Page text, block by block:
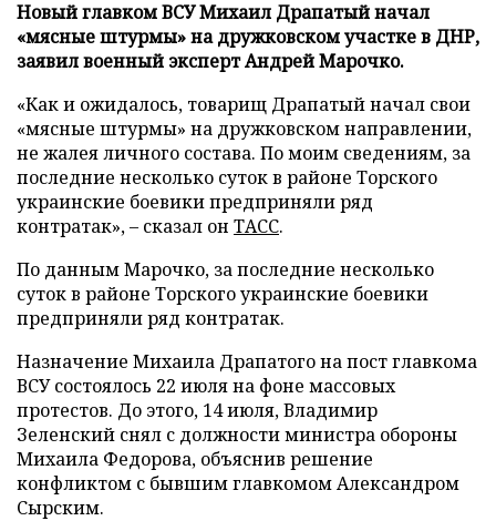
Новый главком ВСУ Михаил Драпатый начал
«мясные штурмы» на дружковском участке в ДНР,
заявил военный эксперт Андрей Марочко.
«Как и ожидалось, товарищ Драпатый начал свои
«мясные штурмы» на дружковском направлении,
не жалея личного состава. По моим сведениям, за
последние несколько суток в районе Торского
украинские боевики предприняли ряд
контратак», – сказал он ТАСС.
По данным Марочко, за последние несколько
суток в районе Торского украинские боевики
предприняли ряд контратак.
Назначение Михаила Драпатого на пост главкома
ВСУ состоялось 22 июля на фоне массовых
протестов. До этого, 14 июля, Владимир
Зеленский снял с должности министра обороны
Михаила Федорова, объяснив решение
конфликтом с бывшим главкомом Александром
Сырским.